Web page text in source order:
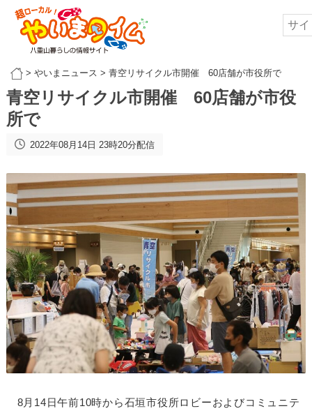
> やいまニュース > 青空リサイクル市開催 60店舗が市役所で
青空リサイクル市開催 60店舗が市役
所で
2022年08月14日 23時20分配信
8月14日午前10時から石垣市役所ロビーおよびコミュニテ